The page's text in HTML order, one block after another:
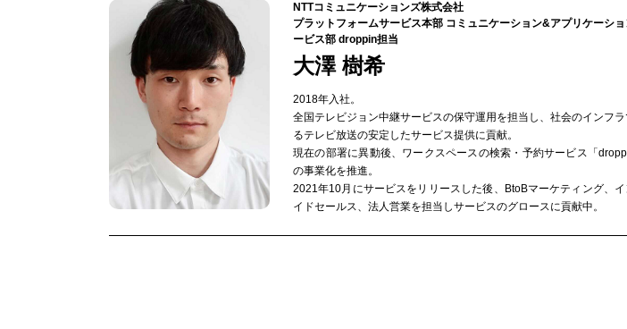
NTTコミュニケーションズ株式会社
プラットフォームサービス本部 コミュニケーション&アプリケーシ
ービス部 droppin担当
大澤 樹希
2018年入社。
全国テレビジョン中継サービスの保守運用を担当し、社会のインフラ
るテレビ放送の安定したサービス提供に貢献。
現在の部署に異動後、ワークスペースの検索・予約サービス「
の事業化を推進。
2021年10月にサービスをリリースした後、BtoBマーケティング、
イドセールス、法人営業を担当しサービスのグロースに貢献中。